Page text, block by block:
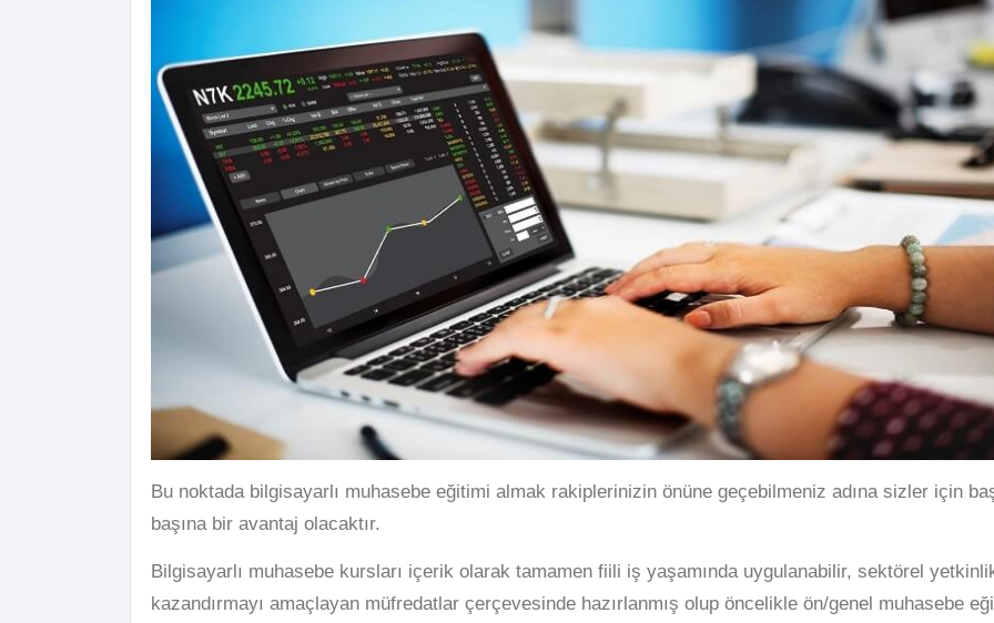
Bu noktada bilgisayarlı muhasebe eğitimi almak rakiplerinizin önüne geçebilmeniz adına sizler için
başına bir avantaj olacaktır.
Bilgisayarlı muhasebe kursları içerik olarak tamamen fiili iş yaşamında uygulanabilir, sektörel
kazandırmayı amaçlayan müfredatlar çerçevesinde hazırlanmış olup öncelikle ön/genel muhasebe